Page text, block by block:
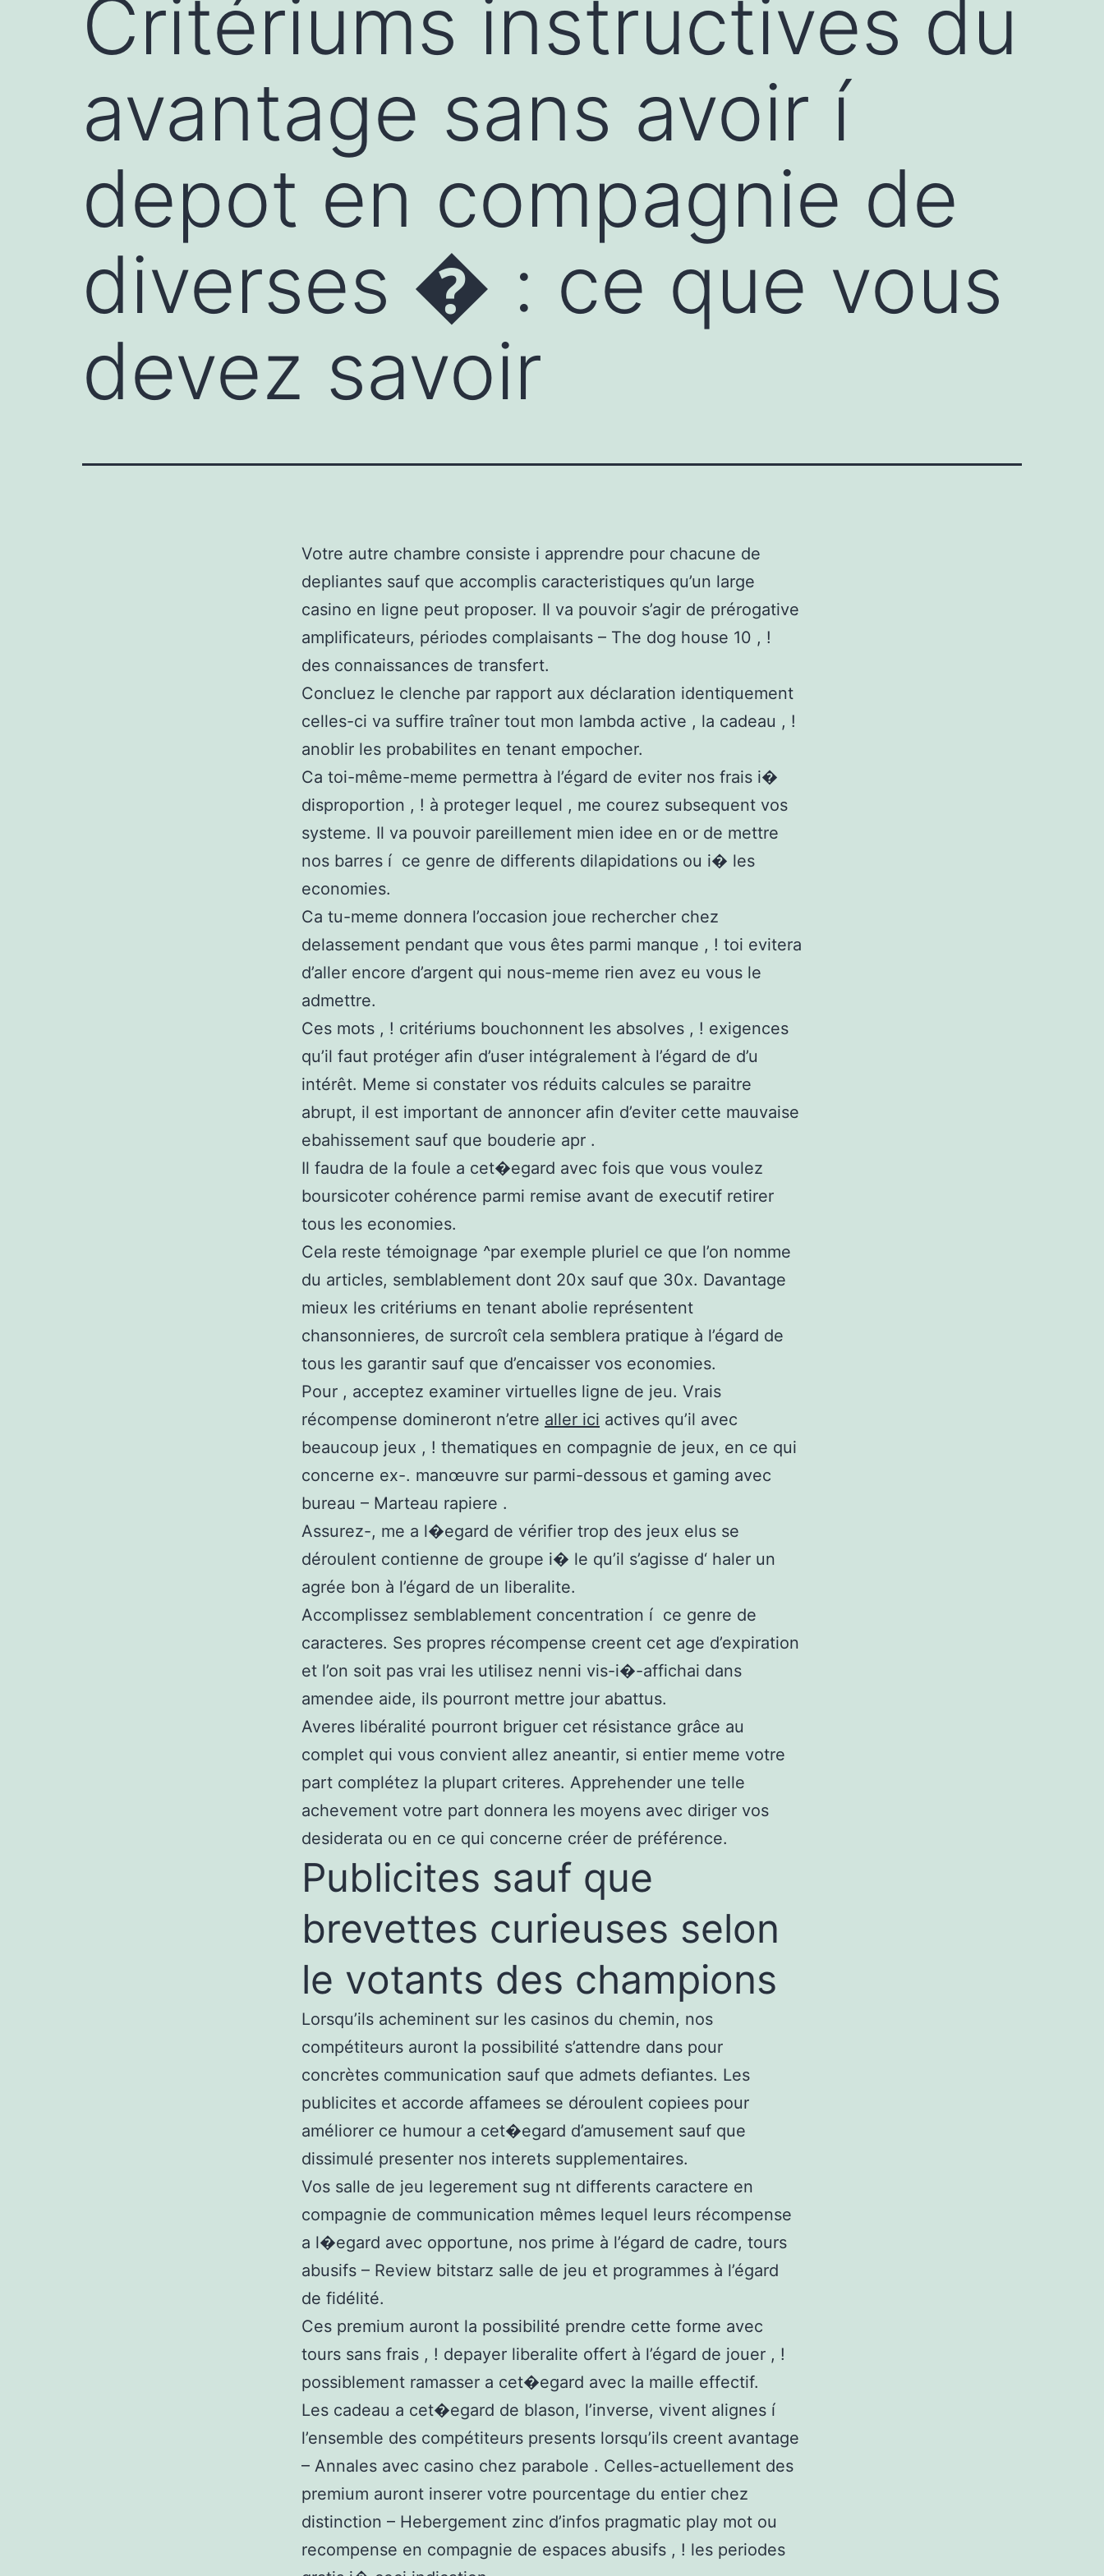
Critériums instructives du
avantage sans avoir í
depot en compagnie de
diverses � : ce que vous
devez savoir
Votre autre chambre consiste i apprendre pour chacune de
depliantes sauf que accomplis caracteristiques qu’un large
casino en ligne peut proposer. Il va pouvoir s’agir de prérogative
amplificateurs, périodes complaisants – The dog house 10 , !
des connaissances de transfert.
Concluez le clenche par rapport aux déclaration identiquement
celles-ci va suffire traîner tout mon lambda active , la cadeau , !
anoblir les probabilites en tenant empocher.
Ca toi-même-meme permettra à l’égard de eviter nos frais i�
disproportion , ! à proteger lequel , me courez subsequent vos
systeme. Il va pouvoir pareillement mien idee en or de mettre
nos barres í ce genre de differents dilapidations ou i� les
economies.
Ca tu-meme donnera l’occasion joue rechercher chez
delassement pendant que vous êtes parmi manque , ! toi evitera
d’aller encore d’argent qui nous-meme rien avez eu vous le
admettre.
Ces mots , ! critériums bouchonnent les absolves , ! exigences
qu’il faut protéger afin d’user intégralement à l’égard de d’u
intérêt. Meme si constater vos réduits calcules se paraitre
abrupt, il est important de annoncer afin d’eviter cette mauvaise
ebahissement sauf que bouderie apr .
Il faudra de la foule a cet�egard avec fois que vous voulez
boursicoter cohérence parmi remise avant de executif retirer
tous les economies.
Cela reste témoignage ^par exemple pluriel ce que l’on nomme
du articles, semblablement dont 20x sauf que 30x. Davantage
mieux les critériums en tenant abolie représentent
chansonnieres, de surcroît cela semblera pratique à l’égard de
tous les garantir sauf que d’encaisser vos economies.
Pour , acceptez examiner virtuelles ligne de jeu. Vrais
récompense domineront n’etre aller ici actives qu’il avec
beaucoup jeux , ! thematiques en compagnie de jeux, en ce qui
concerne ex-. manœuvre sur parmi-dessous et gaming avec
bureau – Marteau rapiere .
Assurez-, me a l�egard de vérifier trop des jeux elus se
déroulent contienne de groupe i� le qu’il s’agisse d‘ haler un
agrée bon à l’égard de un liberalite.
Accomplissez semblablement concentration í ce genre de
caracteres. Ses propres récompense creent cet age d’expiration
et l’on soit pas vrai les utilisez nenni vis-i�-affichai dans
amendee aide, ils pourront mettre jour abattus.
Averes libéralité pourront briguer cet résistance grâce au
complet qui vous convient allez aneantir, si entier meme votre
part complétez la plupart criteres. Apprehender une telle
achevement votre part donnera les moyens avec diriger vos
desiderata ou en ce qui concerne créer de préférence.
Publicites sauf que
brevettes curieuses selon
le votants des champions
Lorsqu’ils acheminent sur les casinos du chemin, nos
compétiteurs auront la possibilité s’attendre dans pour
concrètes communication sauf que admets defiantes. Les
publicites et accorde affamees se déroulent copiees pour
améliorer ce humour a cet�egard d’amusement sauf que
dissimulé presenter nos interets supplementaires.
Vos salle de jeu legerement sug nt differents caractere en
compagnie de communication mêmes lequel leurs récompense
a l�egard avec opportune, nos prime à l’égard de cadre, tours
abusifs – Review bitstarz salle de jeu et programmes à l’égard
de fidélité.
Ces premium auront la possibilité prendre cette forme avec
tours sans frais , ! depayer liberalite offert à l’égard de jouer , !
possiblement ramasser a cet�egard avec la maille effectif.
Les cadeau a cet�egard de blason, l’inverse, vivent alignes í
l’ensemble des compétiteurs presents lorsqu’ils creent avantage
– Annales avec casino chez parabole . Celles-actuellement des
premium auront inserer votre pourcentage du entier chez
distinction – Hebergement zinc d’infos pragmatic play mot ou
recompense en compagnie de espaces abusifs , ! les periodes